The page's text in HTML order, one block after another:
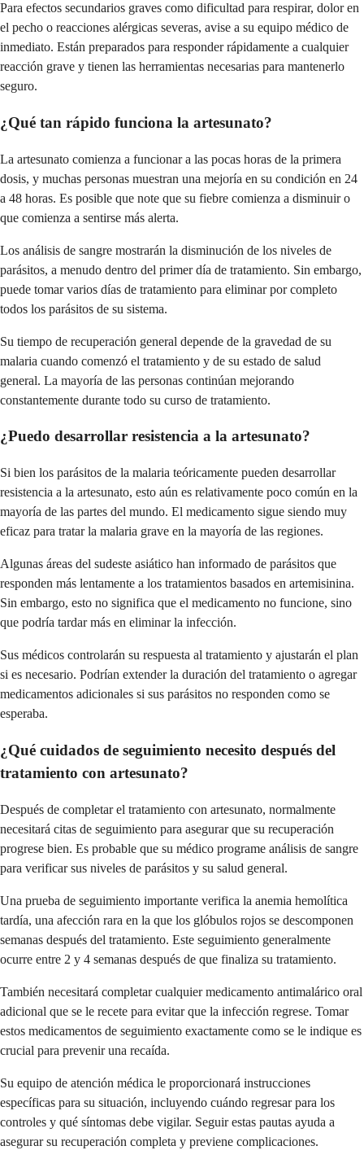
Para efectos secundarios graves como dificultad para respirar, dolor en
el pecho o reacciones alérgicas severas, avise a su equipo médico de
inmediato. Están preparados para responder rápidamente a cualquier
reacción grave y tienen las herramientas necesarias para mantenerlo
seguro.
¿Qué tan rápido funciona la artesunato?
La artesunato comienza a funcionar a las pocas horas de la primera
dosis, y muchas personas muestran una mejoría en su condición en 24
a 48 horas. Es posible que note que su fiebre comienza a disminuir o
que comienza a sentirse más alerta.
Los análisis de sangre mostrarán la disminución de los niveles de
parásitos, a menudo dentro del primer día de tratamiento. Sin embargo,
puede tomar varios días de tratamiento para eliminar por completo
todos los parásitos de su sistema.
Su tiempo de recuperación general depende de la gravedad de su
malaria cuando comenzó el tratamiento y de su estado de salud
general. La mayoría de las personas continúan mejorando
constantemente durante todo su curso de tratamiento.
¿Puedo desarrollar resistencia a la artesunato?
Si bien los parásitos de la malaria teóricamente pueden desarrollar
resistencia a la artesunato, esto aún es relativamente poco común en la
mayoría de las partes del mundo. El medicamento sigue siendo muy
eficaz para tratar la malaria grave en la mayoría de las regiones.
Algunas áreas del sudeste asiático han informado de parásitos que
responden más lentamente a los tratamientos basados en artemisinina.
Sin embargo, esto no significa que el medicamento no funcione, sino
que podría tardar más en eliminar la infección.
Sus médicos controlarán su respuesta al tratamiento y ajustarán el plan
si es necesario. Podrían extender la duración del tratamiento o agregar
medicamentos adicionales si sus parásitos no responden como se
esperaba.
¿Qué cuidados de seguimiento necesito después del
tratamiento con artesunato?
Después de completar el tratamiento con artesunato, normalmente
necesitará citas de seguimiento para asegurar que su recuperación
progrese bien. Es probable que su médico programe análisis de sangre
para verificar sus niveles de parásitos y su salud general.
Una prueba de seguimiento importante verifica la anemia hemolítica
tardía, una afección rara en la que los glóbulos rojos se descomponen
semanas después del tratamiento. Este seguimiento generalmente
ocurre entre 2 y 4 semanas después de que finaliza su tratamiento.
También necesitará completar cualquier medicamento antimalárico oral
adicional que se le recete para evitar que la infección regrese. Tomar
estos medicamentos de seguimiento exactamente como se le indique es
crucial para prevenir una recaída.
Su equipo de atención médica le proporcionará instrucciones
específicas para su situación, incluyendo cuándo regresar para los
controles y qué síntomas debe vigilar. Seguir estas pautas ayuda a
asegurar su recuperación completa y previene complicaciones.